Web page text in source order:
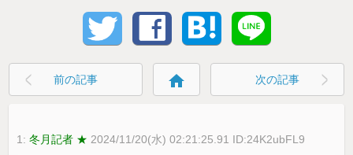
前の記事 home 次の記事
1:冬月記者 ★ 2024/11/20(水) 02:21:25.91 ID:24K2ubFL9